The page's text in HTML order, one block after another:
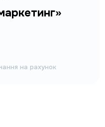
на рахунок